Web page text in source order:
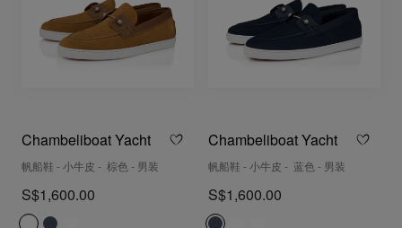
Chambeliboat Yacht
帆船鞋 - 小牛皮 - 棕色 - 男装
S$1,600.00
Chambeliboat Yacht
帆船鞋 - 小牛皮 - 蓝色 - 男装
S$1,600.00